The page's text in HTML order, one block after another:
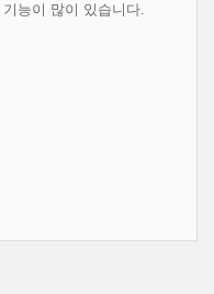
능이 많이 있습니다.